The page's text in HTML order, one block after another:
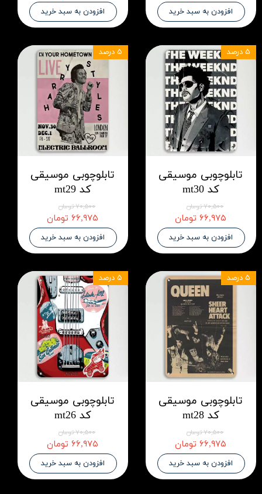
افزودن به سبد خرید افزودن به سبد خرید
تابلوچوبی موسیقی
کد mt30
۷۰,۵۰۰ تومان
۶۶,۹۷۵ تومان
افزودن به سبد خرید
۵ درصد
تابلوچوبی موسیقی
کد mt29
۷۰,۵۰۰ تومان
۶۶,۹۷۵ تومان
افزودن به سبد خرید
۵ درصد
تابلوچوبی موسیقی
کد mt28
۷۰,۵۰۰ تومان
۶۶,۹۷۵ تومان
افزودن به سبد خرید
۵ درصد
تابلوچوبی موسیقی
کد mt26
۷۰,۵۰۰ تومان
۶۶,۹۷۵ تومان
افزودن به سبد خرید
۵ درصد